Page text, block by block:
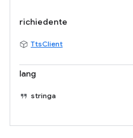
richiedente
TtsClient
lang
stringa